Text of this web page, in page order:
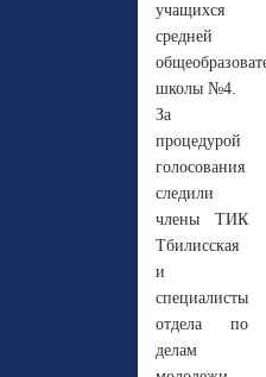
учащихся
средней
школы №4.
За
процедурой
голосования
следили
члены ТИК
Тбилисская
и
специалисты
отдела по
делам